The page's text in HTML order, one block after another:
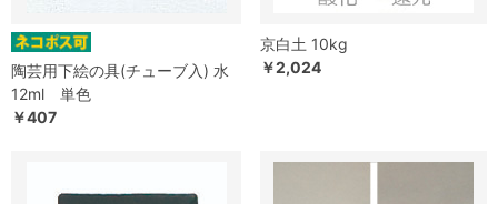
陶芸用下絵の具(チューブ入) 水
12ml 単色
￥407
京白土 10kg
￥2,024